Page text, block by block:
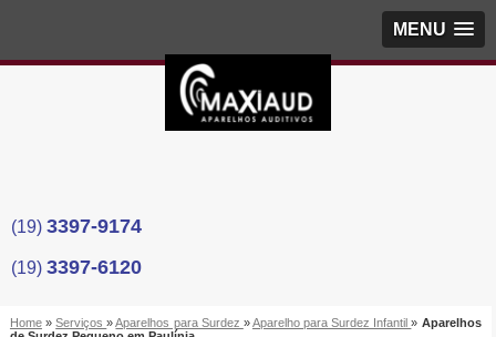
MENU
(19) 3397-9174
(19) 3397-6120
Home »Serviços»Aparelhos para Surdez »Aparelho para Surdez Infantil» Aparelhos